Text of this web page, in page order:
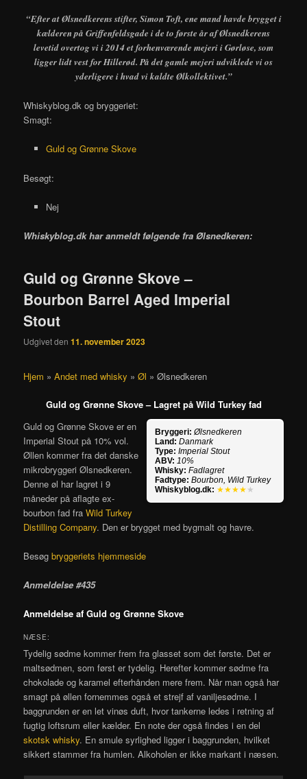
“Efter at Ølsnedkerens stifter, Simon Toft, ene mand havde brygget i
kælderen på Griffenfeldsgade i de to første år af Ølsnedkerens
levetid overtog vi i 2014 et forhenværende mejeri i Gørløse, som
ligger lidt vest for Hillerød. På det gamle mejeri udviklede vi os
yderligere i hvad vi kaldte Ølkollektivet.”
Whiskyblog.dk og bryggeriet:
Smagt:
Guld og Grønne Skove
Besøgt:
Nej
Whiskyblog.dk har anmeldt følgende fraØlsnedkeren:
Guld og Grønne Skove –
Bourbon Barrel Aged Imperial
Stout
Udgivet den11. november 2023
Hjem »Andet med whisky »Øl »Ølsnedkeren
Guld og Grønne Skove – Lagret på Wild Turkey fad
Bryggeri: Ølsnedkeren
Land: Danmark
Type: Imperial Stout
ABV: 10%
Whisky: Fadlagret
Fadtype: Bourbon, Wild Turkey
Whiskyblog.dk: ★★★★ ★
Guld og Grønne Skove er en
Imperial Stout på 10% vol.
Øllen kommer fra det danske
mikrobryggeri Ølsnedkeren.
Denne øl har lagret i 9
måneder på aflagte ex-
bourbon fad fraWild Turkey
Distilling Company. Den er brygget med bygmalt og havre.
Besøgbryggeriets hjemmeside
Anmeldelse #435
Anmeldelse af Guld og Grønne Skove
NÆSE:
Tydelig sødme kommer frem fra glasset som det første. Det er
maltsødmen, som først er tydelig. Herefter kommer sødme fra
chokolade og karamel efterhånden mere frem. Når man også har
smagt på øllen fornemmes også et strejf af vaniljesødme. I
baggrunden er en let vinøs duft, hvor tankerne ledes i retning af
fugtig loftsrum eller kælder. En note der også findes i en del
skotsk whisky. En smule syrlighed ligger i baggrunden, hvilket
sikkert stammer fra humlen. Alkoholen er ikke markant i næsen.